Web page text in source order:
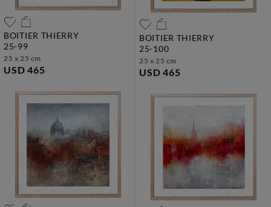
BOITIER THIERRY
25-99
25 x 25 cm
USD 465
BOITIER THIERRY
25-100
25 x 25 cm
USD 465